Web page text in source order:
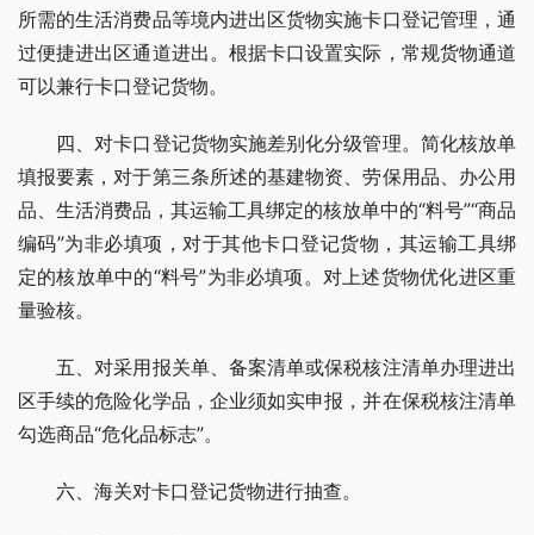
所需的生活消费品等境内进出区货物实施卡口登记管理，通
过便捷进出区通道进出。根据卡口设置实际，常规货物通道
可以兼行卡口登记货物。
四、对卡口登记货物实施差别化分级管理。简化核放单
填报要素，对于第三条所述的基建物资、劳保用品、办公用
品、生活消费品，其运输工具绑定的核放单中的“料号”“商品
编码”为非必填项，对于其他卡口登记货物，其运输工具绑
定的核放单中的“料号”为非必填项。对上述货物优化进区重
量验核。
五、对采用报关单、备案清单或保税核注清单办理进出
区手续的危险化学品，企业须如实申报，并在保税核注清单
勾选商品“危化品标志”。
六、海关对卡口登记货物进行抽查。